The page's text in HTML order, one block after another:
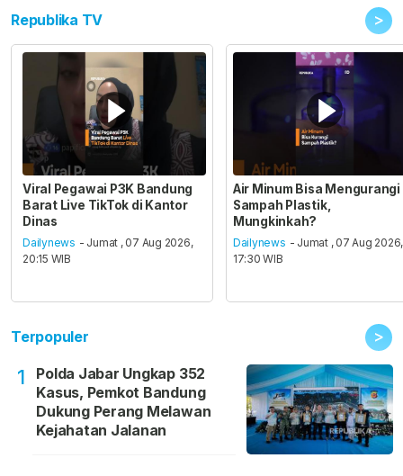
Republika TV >
Viral Pegawai P3K Bandung
Barat Live TikTok di Kantor
Dinas
Dailynews - Jumat , 07 Aug 2026,
20:15 WIB
Air Minum Bisa Mengurangi
Sampah Plastik,
Mungkinkah?
Dailynews - Jumat , 07 Aug 2026,
17:30 WIB
Terpopuler >
1
Polda Jabar Ungkap 352
Kasus, Pemkot Bandung
Dukung Perang Melawan
Kejahatan Jalanan